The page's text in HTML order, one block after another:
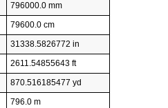
796000.0 mm
79600.0 cm
31338.5826772 in
2611.54855643 ft
870.516185477 yd
796.0 m